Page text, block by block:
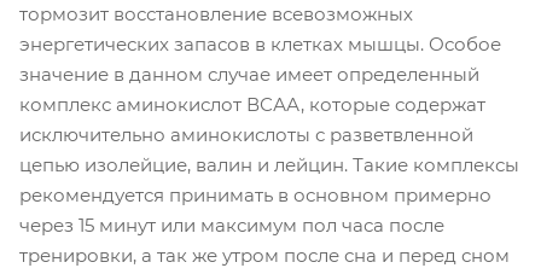
тормозит восстановление всевозможных
энергетических запасов в клетках мышцы. Особое
значение в данном случае имеет определенный
комплекс аминокислот ВСАА, которые содержат
исключительно аминокислоты с разветвленной
цепью изолейцие, валин и лейцин. Такие комплексы
рекомендуется принимать в основном примерно
через 15 минут или максимум пол часа после
тренировки, а так же утром после сна и перед сном